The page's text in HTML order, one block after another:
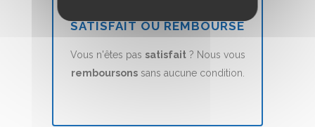
SATISFAIT OU REMBOURSÉ
Vous n'êtes pas satisfait? Nous vous
remboursonssans aucune condition.